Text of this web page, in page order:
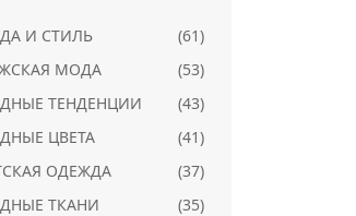
И СТИЛЬ
(61)
МОДА
(53)
ТЕНДЕНЦИИ
(43)
ЦВЕТА
(41)
ОДЕЖДА
(37)
ТКАНИ
(35)